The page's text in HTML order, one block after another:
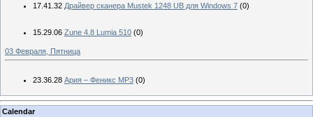
17.41.32 Драйвер сканера Mustek 1248 UB для Windows 7 (0)
15.29.06 Zune 4.8 Lumia 510 (0)
03 Февраля, Пятница
23.36.28 Ария – Феникс МР3 (0)
Calendar